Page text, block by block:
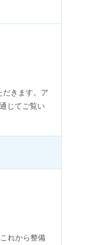
きます。ア
じてご覧い
れから整備